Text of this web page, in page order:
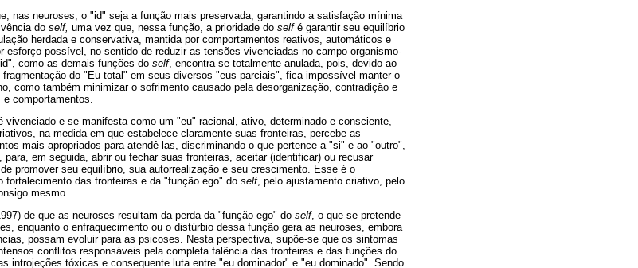
nas neuroses, o "id" seja a função mais preservada, garantindo a satisfação mínima
do self, uma vez que, nessa função, a prioridade do self é garantir seu equilíbrio
herdada e conservativa, mantida por comportamentos reativos, automáticos e
esforço possível, no sentido de reduzir as tensões vivenciadas no campo organismo-
como as demais funções do self, encontra-se totalmente anulada, pois, devido ao
do "Eu total" em seus diversos "eus parciais", fica impossível manter o
como também minimizar o sofrimento causado pela desorganização, contradição e
comportamentos.
vivenciado e se manifesta como um "eu" racional, ativo, determinado e consciente,
na medida em que estabelece claramente suas fronteiras, percebe as
mais apropriados para atendê-las, discriminando o que pertence a "si" e ao "outro",
em seguida, abrir ou fechar suas fronteiras, aceitar (identificar) ou recusar
promover seu equilíbrio, sua autorrealização e seu crescimento. Esse é o
das fronteiras e da "função ego" do self, pelo ajustamento criativo, pelo
mesmo.
de que as neuroses resultam da perda da "função ego" do self, o que se pretende
enquanto o enfraquecimento ou o distúrbio dessa função gera as neuroses, embora
possam evoluir para as psicoses. Nesta perspectiva, supõe-se que os sintomas
conflitos responsáveis pela completa falência das fronteiras e das funções do
introjeções tóxicas e consequente luta entre "eu dominador" e "eu dominado". Sendo